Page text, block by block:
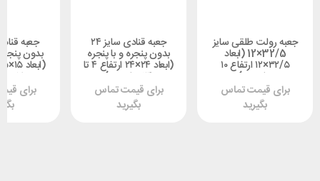
جعبه رولت طلقی سایز
32/5×12 (ابعاد
۳۲/۵×۱۲ ارتفاع ۱۰
سانتیمتر)
برای قیمت تماس
بگیرید
جعبه قنادی سایز ۲۴
بدون پنجره و با پنجره
(ابعاد ۲۴×۲۴ ارتفاع ۴ تا
۲۴ سانتیمتر)
برای قیمت تماس
بگیرید
بدون
۱۵ سانتیمتر)
برای